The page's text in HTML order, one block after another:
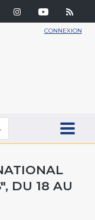
CONNEXION
DU 18 AU